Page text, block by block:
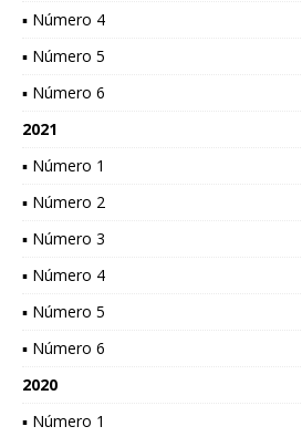
▪ Número 4
▪ Número 5
▪ Número 6
2021
▪ Número 1
▪ Número 2
▪ Número 3
▪ Número 4
▪ Número 5
▪ Número 6
2020
▪ Número 1